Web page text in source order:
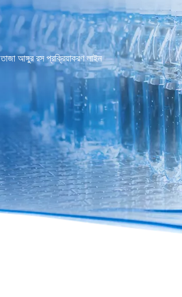
তাজা আঙ্গুর রস প্রক্রিয়াকরণ লাইন